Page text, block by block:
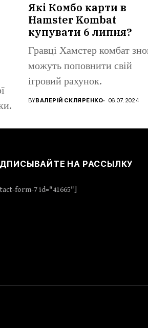
Які Комбо карти в
Hamster Kombat
купувати 6 липня?
Гравці Хамстер комбат
можуть поповнити свій
ігровий рахунок.
BYВАЛЕРІЙ СКЛЯРЕНКО 06.07.2024
НА РАССЫЛКУ
form-7 id="41665"]